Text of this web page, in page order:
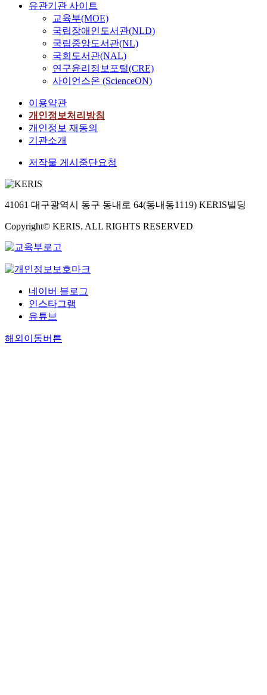
유관기관 사이트
교육부(MOE)
국립장애인도서관(NLD)
국립중앙도서관(NL)
국회도서관(NAL)
연구윤리정보포털(CRE)
사이언스온 (ScienceON)
이용약관
개인정보처리방침
개인정보 재동의
기관소개
저작물 게시중단요청
41061 대구광역시 동구 동내로 64(동내동1119) KERIS빌딩
Copyright© KERIS. ALL RIGHTS RESERVED
네이버 블로그
인스타그램
유튜브
해외이동버튼